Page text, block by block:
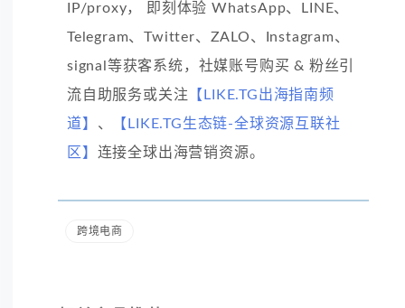
IP/proxy， 即刻体验 WhatsApp、LINE、
Telegram、Twitter、ZALO、Instagram、
signal等获客系统，社媒账号购买 & 粉丝引
流自助服务或关注 【LIKE.TG出海指南频
道】 、
【LIKE.TG生态链-全球资源互联社
区】 连接全球出海营销资源。
跨境电商